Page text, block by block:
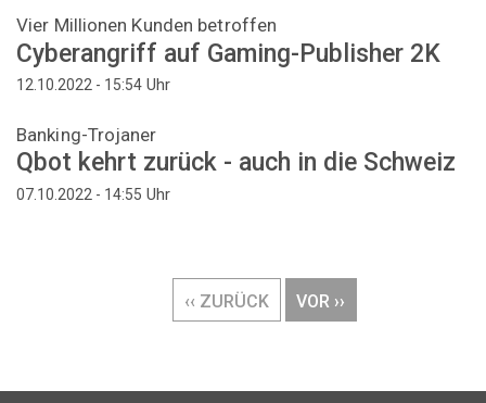
Vier Millionen Kunden betroffen
Cyberangriff auf Gaming-Publisher 2K
12.10.2022 - 15:54 Uhr
Banking-Trojaner
Qbot kehrt zurück - auch in die Schweiz
07.10.2022 - 14:55 Uhr
VORHERIGE
SEITE
‹‹ ZURÜCK
NÄCHSTE
SEITE
VOR ››